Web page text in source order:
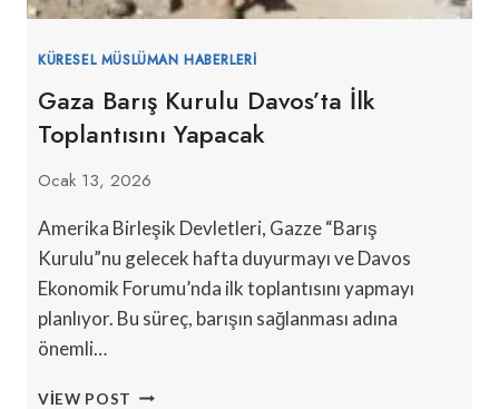
KÜRESEL MÜSLÜMAN HABERLERI
Gaza Barış Kurulu Davos’ta İlk
Toplantısını Yapacak
Ocak 13, 2026
Amerika Birleşik Devletleri, Gazze “Barış
Kurulu”nu gelecek hafta duyurmayı ve Davos
Ekonomik Forumu’nda ilk toplantısını yapmayı
planlıyor. Bu süreç, barışın sağlanması adına
önemli…
VIEW POST GAZA